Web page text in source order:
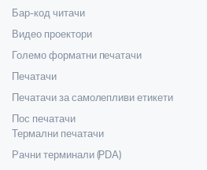
Бар-код читачи
Видео проектори
Големо форматни печатачи
Печатачи
Печатачи за самолепливи етикети
Пос печатачи
Термални печатачи
Рачни терминали (PDA)